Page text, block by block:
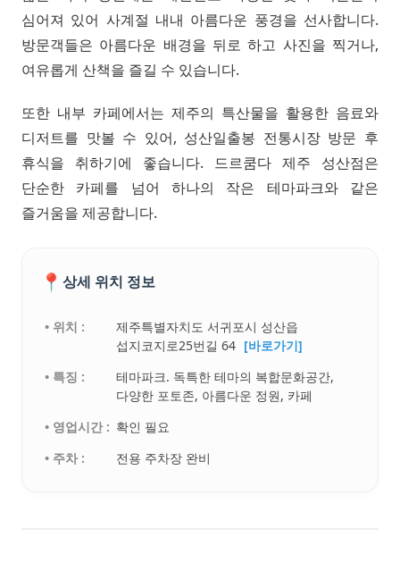
심어져 있어 사계절 내내 아름다운 풍경을 선사합니다.
방문객들은 아름다운 배경을 뒤로 하고 사진을 찍거나,
여유롭게 산책을 즐길 수 있습니다.
또한 내부 카페에서는 제주의 특산물을 활용한 음료와
디저트를 맛볼 수 있어, 성산일출봉 전통시장 방문 후
휴식을 취하기에 좋습니다. 드르쿰다 제주 성산점은
단순한 카페를 넘어 하나의 작은 테마파크와 같은
즐거움을 제공합니다.
📍 상세 위치 정보
• 위치 :
제주특별자치도 서귀포시 성산읍
섭지코지로25번길 64 [바로가기]
• 특징 :
테마파크. 독특한 테마의 복합문화공간,
다양한 포토존, 아름다운 정원, 카페
• 영업시간 : 확인 필요
• 주차 :
전용 주차장 완비